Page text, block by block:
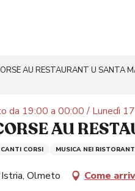
AU RESTAURANT U SANTA
da 19:00 a 00:00 / Lunedì
AU
CANTI CORSI MUSICA NEI
Olmeto Come